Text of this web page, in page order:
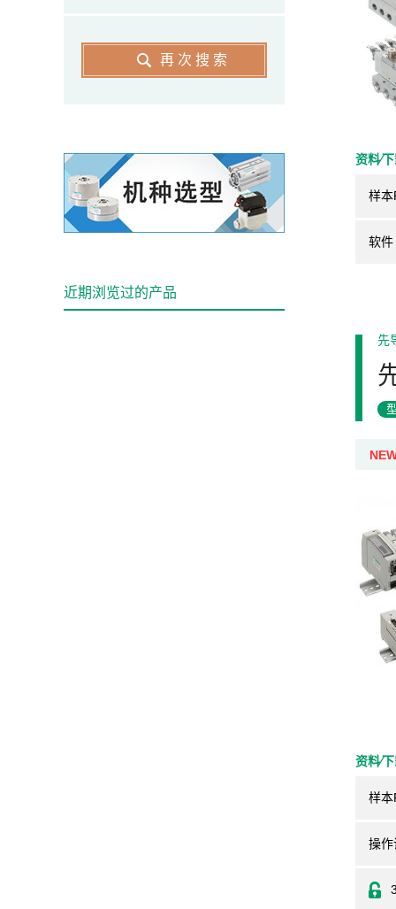
资料⁄
样本
软件
先
资料⁄
样本
操作
再次搜索
近期浏览过的产品